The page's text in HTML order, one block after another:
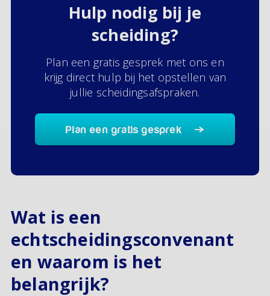
Hulp nodig bij je
scheiding?
Plan een gratis gesprek met ons en
krijg direct hulp bij het opstellen van
jullie scheidingsafspraken.
Plan een gratis gesprek
Wat is een
echtscheidingsconvenant
en waarom is het
belangrijk?